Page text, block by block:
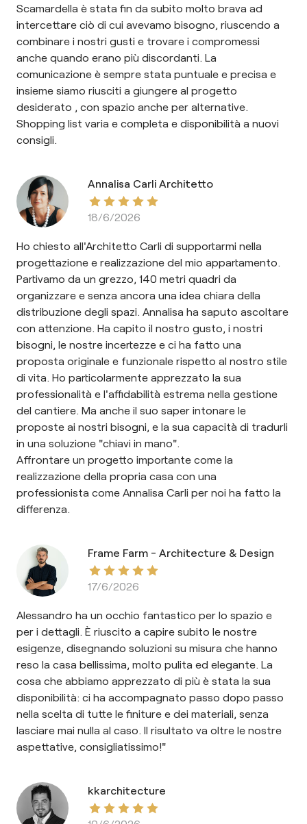
Scamardella è stata fin da subito molto brava ad
intercettare ciò di cui avevamo bisogno, riuscendo a
combinare i nostri gusti e trovare i compromessi
anche quando erano più discordanti. La
comunicazione è sempre stata puntuale e precisa e
insieme siamo riusciti a giungere al progetto
desiderato , con spazio anche per alternative.
Shopping list varia e completa e disponibilità a nuovi
consigli.
Annalisa Carli Architetto
18/6/2026
Ho chiesto all'Architetto Carli di supportarmi nella
progettazione e realizzazione del mio appartamento.
Partivamo da un grezzo, 140 metri quadri da
organizzare e senza ancora una idea chiara della
distribuzione degli spazi. Annalisa ha saputo ascoltare
con attenzione. Ha capito il nostro gusto, i nostri
bisogni, le nostre incertezze e ci ha fatto una
proposta originale e funzionale rispetto al nostro stile
di vita. Ho particolarmente apprezzato la sua
professionalità e l'affidabilità estrema nella gestione
del cantiere. Ma anche il suo saper intonare le
proposte ai nostri bisogni, e la sua capacità di tradurli
in una soluzione "chiavi in mano".
Affrontare un progetto importante come la
realizzazione della propria casa con una
professionista come Annalisa Carli per noi ha fatto la
differenza.
Frame Farm - Architecture & Design
17/6/2026
Alessandro ha un occhio fantastico per lo spazio e
per i dettagli. È riuscito a capire subito le nostre
esigenze, disegnando soluzioni su misura che hanno
reso la casa bellissima, molto pulita ed elegante. La
cosa che abbiamo apprezzato di più è stata la sua
disponibilità: ci ha accompagnato passo dopo passo
nella scelta di tutte le finiture e dei materiali, senza
lasciare mai nulla al caso. Il risultato va oltre le nostre
aspettative, consigliatissimo!"
kkarchitecture